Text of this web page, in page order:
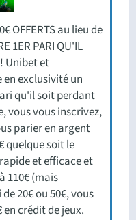
OFFERTS au lieu de
1ER PARI QU'IL
Unibet et
en exclusivité un
qu'il soit perdant
vous vous inscrivez,
parier en argent
quelque soit le
et efficace et
110€ (mais
20€ ou 50€, vous
en crédit de jeux.